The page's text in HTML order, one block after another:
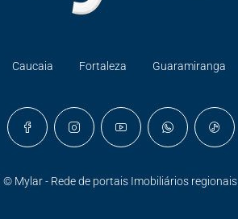
Caucaia Fortaleza Guaramiranga
© Mylar - Rede de portais Imobiliários regionais.